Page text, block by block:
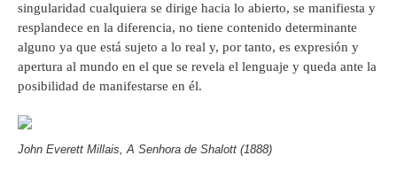
singularidad cualquiera se dirige hacia lo abierto, se manifiesta y
resplandece en la diferencia, no tiene contenido determinante
alguno ya que está sujeto a lo real y, por tanto, es expresión y
apertura al mundo en el que se revela el lenguaje y queda ante la
posibilidad de manifestarse en él.
John Everett Millais, A Senhora de Shalott (1888)